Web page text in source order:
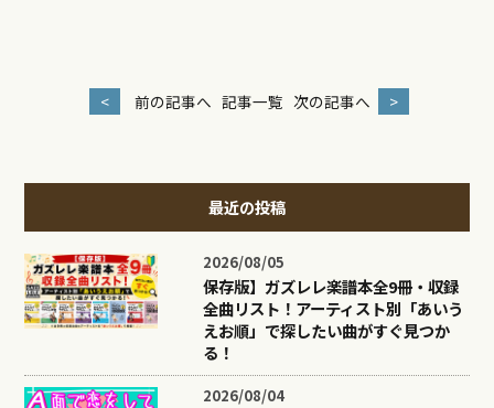
< 前の記事へ 記事一覧 次の記事へ >
最近の投稿
2026/08/05
保存版】ガズレレ楽譜本全9冊・収録
全曲リスト！アーティスト別「あいう
えお順」で探したい曲がすぐ見つか
る！
2026/08/04